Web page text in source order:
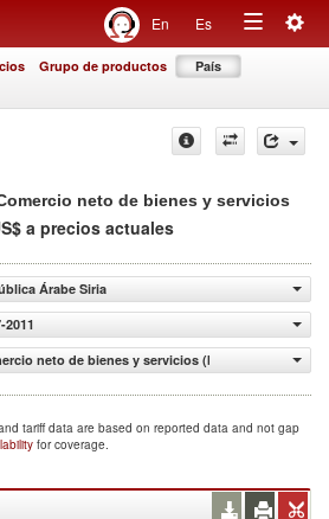
En Es
Toggle
Grupo de productos País
neto de bienes y servicios
a precios actuales
Árabe Siria
2011
neto de bienes y servicios (balanza de pagos,
tariff data are based on reported data and not gap
for coverage.